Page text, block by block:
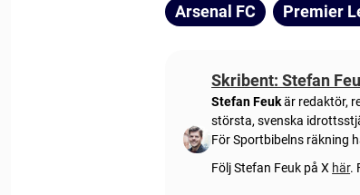
Arsenal FC Premier
Skribent: Stefan
Stefan Feukär redaktör,
största, svenska
För Sportbibelns räkning
Följ Stefan Feuk på X här.